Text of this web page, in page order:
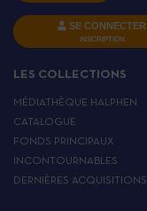
SE CONNECTER
INSCRIPTION
LES COLLECTIONS
MÉDIATHÈQUE HALPHEN
CATALOGUE
FONDS PRINCIPAUX
INCONTOURNABLES
DERNIÈRES ACQUISITIONS